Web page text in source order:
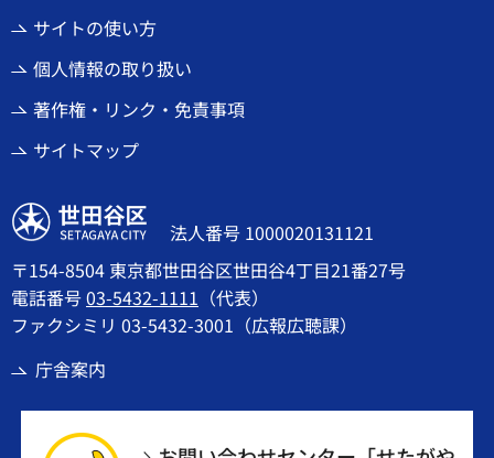
サイトの使い方
個人情報の取り扱い
著作権・リンク・免責事項
サイトマップ
世田谷区
法人番号 1000020131121
〒154-8504 東京都世田谷区世田谷4丁目21番27号
電話番号03-5432-1111 （代表）
ファクシミリ 03-5432-3001（広報広聴課）
庁舎案内